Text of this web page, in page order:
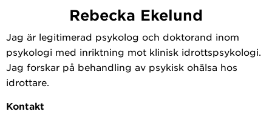
Rebecka Ekelund
Jag är legitimerad psykolog och doktorand inom
psykologi med inriktning mot klinisk idrottspsykologi.
Jag forskar på behandling av psykisk ohälsa hos
idrottare.
Kontakt